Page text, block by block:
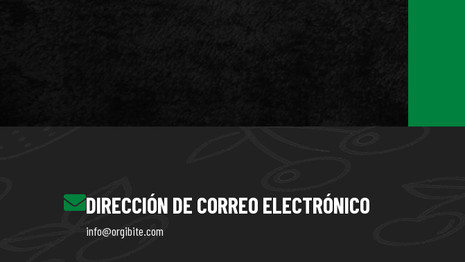
DIRECCIÓN DE CORREO ELECTRÓNICO
info@orgibite.com